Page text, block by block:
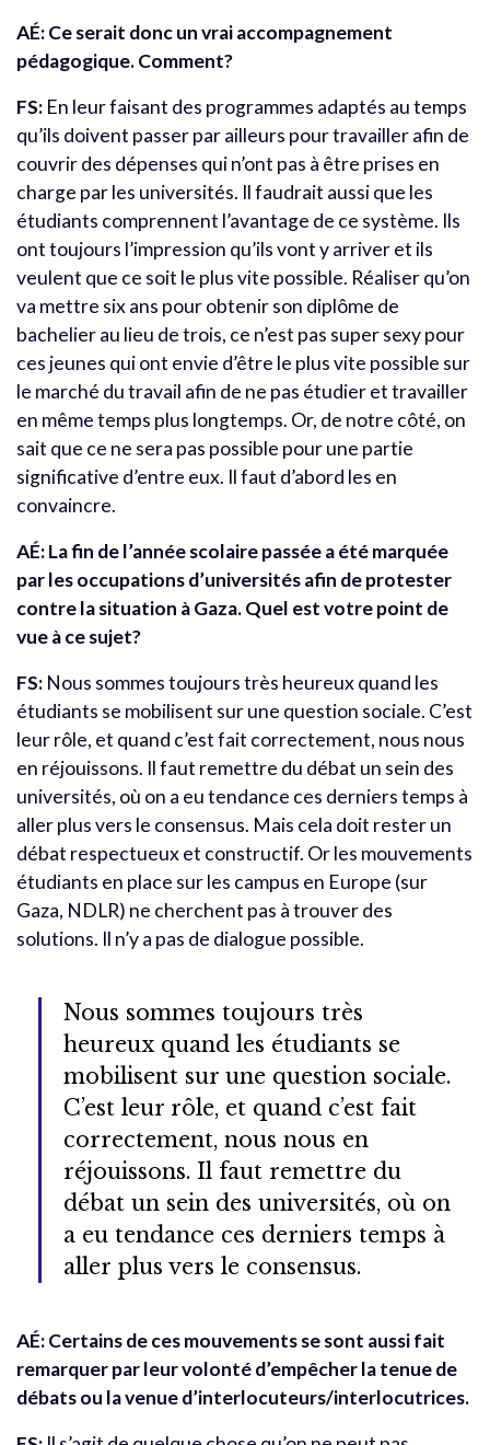
AÉ: Ce serait donc un vrai accompagnement
pédagogique. Comment?
FS: En leur faisant des programmes adaptés au temps
qu’ils doivent passer par ailleurs pour travailler afin de
couvrir des dépenses qui n’ont pas à être prises en
charge par les universités. Il faudrait aussi que les
étudiants comprennent l’avantage de ce système. Ils
ont toujours l’impression qu’ils vont y arriver et ils
veulent que ce soit le plus vite possible. Réaliser qu’on
va mettre six ans pour obtenir son diplôme de
bachelier au lieu de trois, ce n’est pas super sexy pour
ces jeunes qui ont envie d’être le plus vite possible sur
le marché du travail afin de ne pas étudier et travailler
en même temps plus longtemps. Or, de notre côté, on
sait que ce ne sera pas possible pour une partie
significative d’entre eux. Il faut d’abord les en
convaincre.
AÉ: La fin de l’année scolaire passée a été marquée
par les occupations d’universités afin de protester
contre la situation à Gaza. Quel est votre point de
vue à ce sujet?
FS: Nous sommes toujours très heureux quand les
étudiants se mobilisent sur une question sociale. C’est
leur rôle, et quand c’est fait correctement, nous nous
en réjouissons. Il faut remettre du débat un sein des
universités, où on a eu tendance ces derniers temps à
aller plus vers le consensus. Mais cela doit rester un
débat respectueux et constructif. Or les mouvements
étudiants en place sur les campus en Europe (sur
Gaza, NDLR) ne cherchent pas à trouver des
solutions. Il n’y a pas de dialogue possible.
Nous sommes toujours très
heureux quand les étudiants se
mobilisent sur une question sociale.
C’est leur rôle, et quand c’est fait
correctement, nous nous en
réjouissons. Il faut remettre du
débat un sein des universités, où on
a eu tendance ces derniers temps à
aller plus vers le consensus.
AÉ: Certains de ces mouvements se sont aussi fait
remarquer par leur volonté d’empêcher la tenue de
débats ou la venue d’interlocuteurs/interlocutrices.